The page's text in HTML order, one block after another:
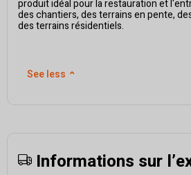
produit idéal pour la restauration et
des chantiers, des terrains en pente,
des terrains résidentiels.
See less ⌃
Informations sur